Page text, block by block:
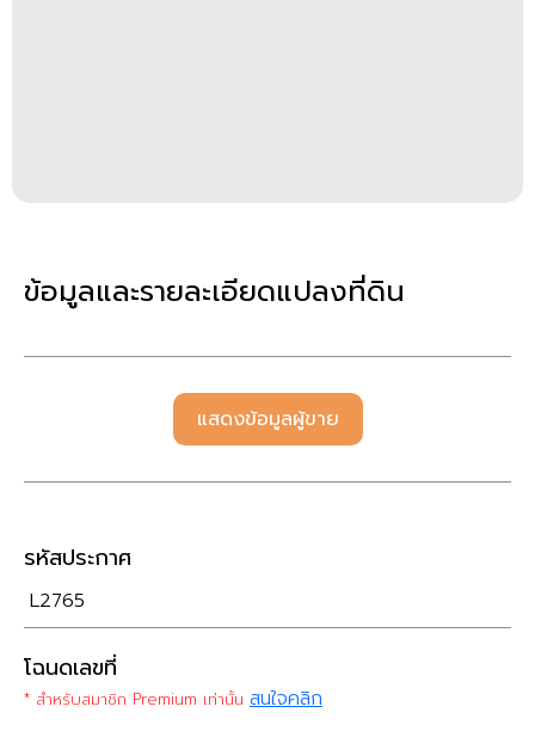
ข้อมูลและรายละเอียดแปลงที่ดิน
แสดงข้อมูลผู้ขาย
รหัสประกาศ
L2765
โฉนดเลขที่
* สำหรับสมาชิก Premium เท่านั้น สนใจคลิก